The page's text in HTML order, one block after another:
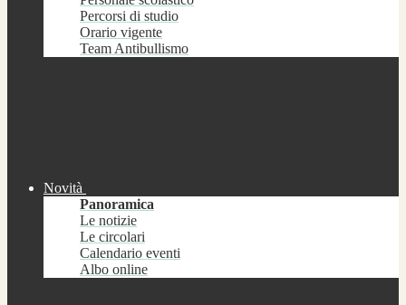
Percorsi di studio
Orario vigente
Team Antibullismo
Novità
Panoramica
Le notizie
Le circolari
Calendario eventi
Albo online